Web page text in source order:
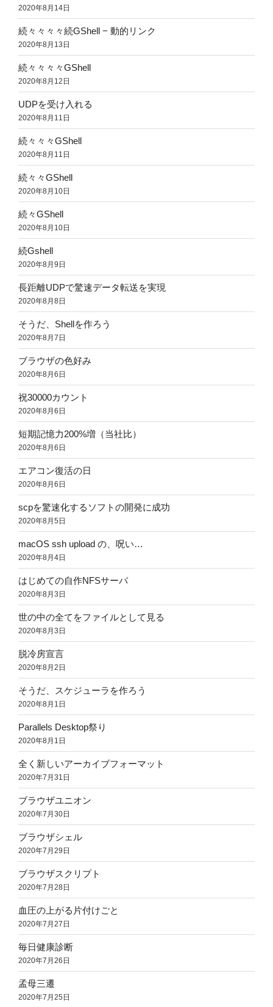
2020年8月14日
続々々々々続GShell − 動的リンク
2020年8月13日
続々々々々GShell
2020年8月12日
UDPを受け入れる
2020年8月11日
続々々々GShell
2020年8月11日
続々々GShell
2020年8月10日
続々GShell
2020年8月10日
続Gshell
2020年8月9日
長距離UDPで驚速データ転送を実現
2020年8月8日
そうだ、Shellを作ろう
2020年8月7日
ブラウザの色好み
2020年8月6日
祝30000カウント
2020年8月6日
短期記憶力200%増（当社比）
2020年8月6日
エアコン復活の日
2020年8月6日
scpを驚速化するソフトの開発に成功
2020年8月5日
macOS ssh upload の、呪い…
2020年8月4日
はじめての自作NFSサーバ
2020年8月3日
世の中の全てをファイルとして見る
2020年8月3日
脱冷房宣言
2020年8月2日
そうだ、スケジューラを作ろう
2020年8月1日
Parallels Desktop祭り
2020年8月1日
全く新しいアーカイブフォーマット
2020年7月31日
ブラウザユニオン
2020年7月30日
ブラウザシェル
2020年7月29日
ブラウザスクリプト
2020年7月28日
血圧の上がる片付けごと
2020年7月27日
毎日健康診断
2020年7月26日
孟母三遷
2020年7月25日